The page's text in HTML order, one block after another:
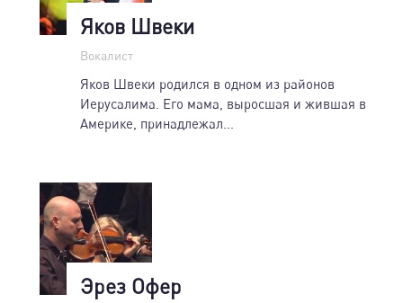
Яков Швеки
Вокалист
Яков Швеки родился в одном из районов
Иерусалима. Его мама, выросшая и жившая в
Америке, принадлежал...
Эрез Офер